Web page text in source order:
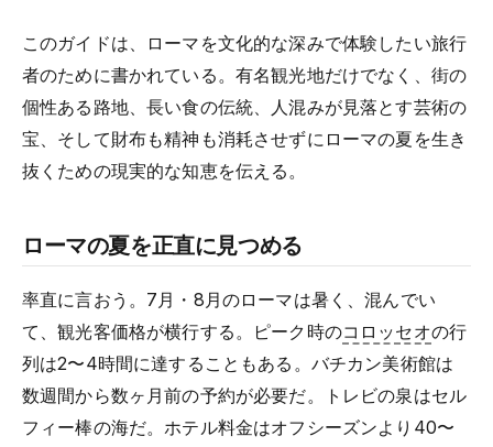
このガイドは、ローマを文化的な深みで体験したい旅行
者のために書かれている。有名観光地だけでなく、街の
個性ある路地、長い食の伝統、人混みが見落とす芸術の
宝、そして財布も精神も消耗させずにローマの夏を生き
抜くための現実的な知恵を伝える。
ローマの夏を正直に見つめる
率直に言おう。7月・8月のローマは暑く、混んでい
て、観光客価格が横行する。ピーク時のコロッセオの行
列は2〜4時間に達することもある。バチカン美術館は
数週間から数ヶ月前の予約が必要だ。トレビの泉はセル
フィー棒の海だ。ホテル料金はオフシーズンより40〜